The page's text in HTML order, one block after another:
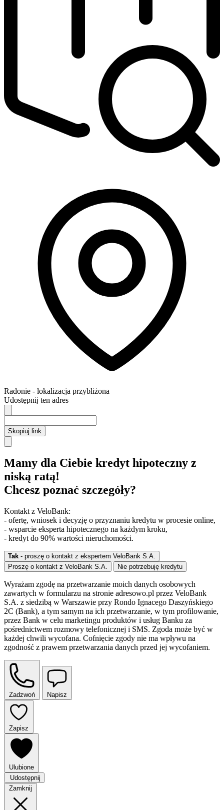
Radonie - lokalizacja przybliżona
Udostępnij ten adres
Skopiuj link
Mamy dla Ciebie kredyt hipoteczny z
niską ratą!
Chcesz poznać szczegóły?
Kontakt z VeloBank:
- ofertę, wniosek i decyzję o przyznaniu kredytu w procesie online,
- wsparcie eksperta hipotecznego na każdym kroku,
- kredyt do 90% wartości nieruchomości.
Tak - proszę o kontakt z ekspertem VeloBank S.A.
Proszę o kontakt z VeloBank S.A.
Nie potrzebuję kredytu
Wyrażam zgodę na przetwarzanie moich danych osobowych
zawartych w formularzu na stronie adresowo.pl przez VeloBank
S.A. z siedzibą w Warszawie przy Rondo Ignacego Daszyńskiego
2C (Bank), a tym samym na ich przetwarzanie, w tym profilowanie,
przez Bank w celu marketingu produktów i usług Banku za
pośrednictwem rozmowy telefonicznej i SMS. Zgoda może być w
każdej chwili wycofana. Cofnięcie zgody nie ma wpływu na
zgodność z prawem przetwarzania danych przed jej wycofaniem.
Zadzwoń Napisz
Zapisz
Ulubione
Udostępnij
Zamknij